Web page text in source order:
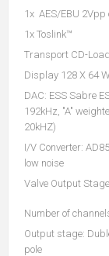
1x AES/EBU 2Vpp
1x Toslink™
Transport CD-
Display 128 X 64
DAC: ESS Sabre
192kHz, "A"
20kHZ)
I/V Converter:
low noise
Valve Output
Number of
Output stage:
pole